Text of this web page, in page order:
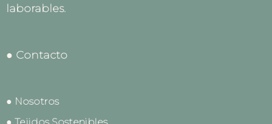
laborables.
● Contacto
● Nosotros